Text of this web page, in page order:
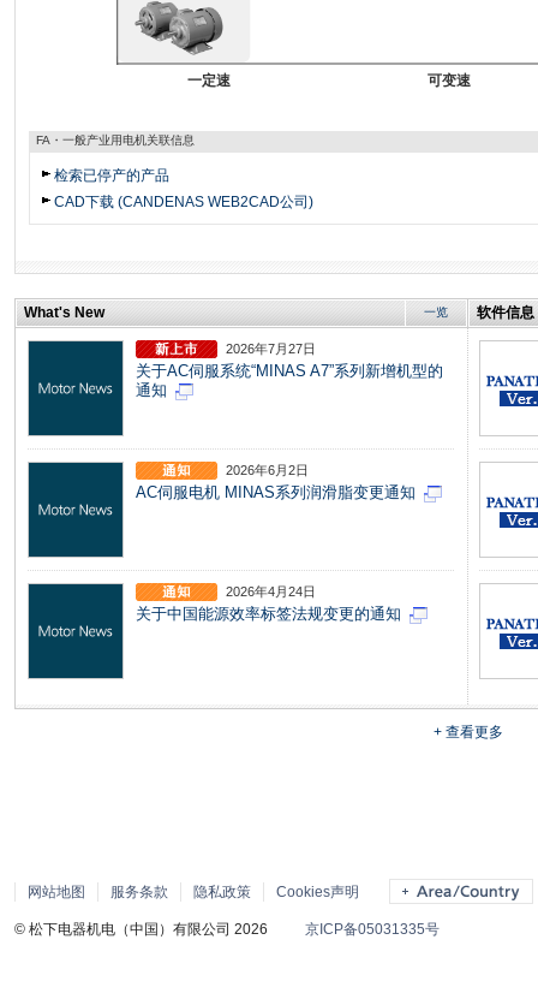
一定速 可变速
FA・一般产业用电机关联信息
检索已停产的产品
CAD下载 (CANDENAS WEB2CAD公司)
一览
What's New
2026年7月27日
关于AC伺服系统“MINAS A7”系列新增机型的
通知
2026年6月2日
AC伺服电机 MINAS系列润滑脂变更通知
2026年4月24日
关于中国能源效率标签法规变更的通知
软件信息
+ 查看更多
网站地图 服务条款 隐私政策 Cookies声明
© 松下电器机电（中国）有限公司 2026 京ICP备05031335号